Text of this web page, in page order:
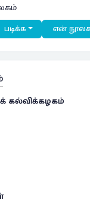
படிக்க என்
கல்விக்கழகம்